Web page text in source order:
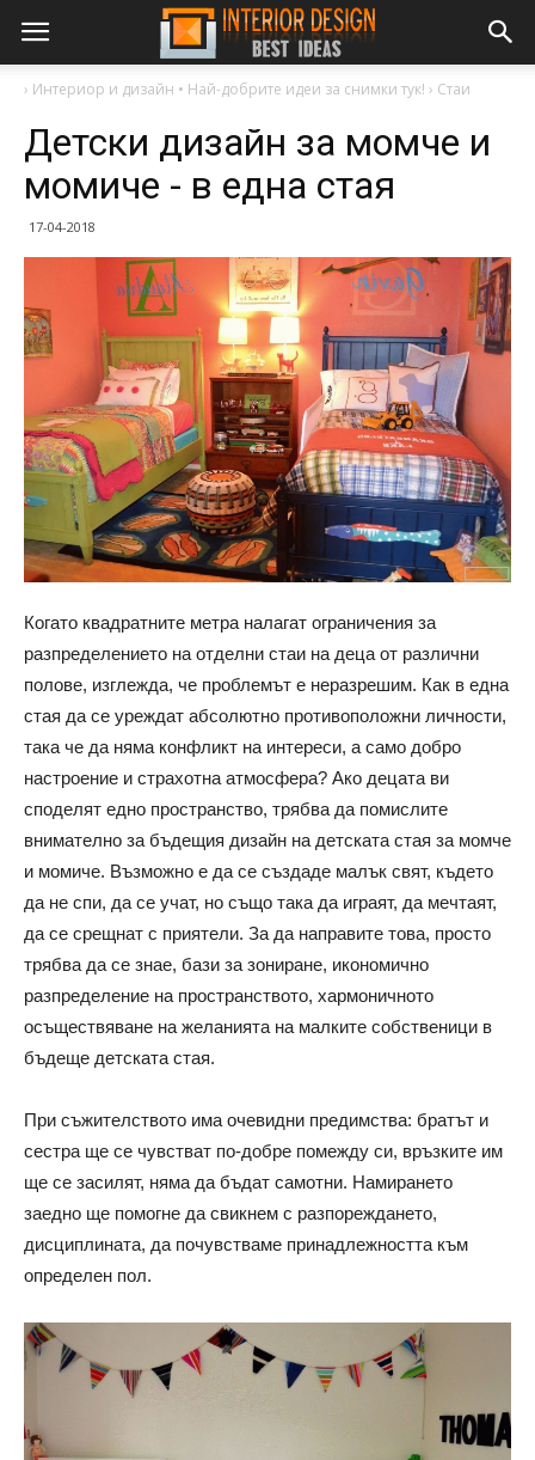
› Интериор и дизайн • Най-добрите идеи за снимки тук! › Стаи
Детски дизайн за момче и
момиче - в една стая
17-04-2018
Когато квадратните метра налагат ограничения за
разпределението на отделни стаи на деца от различни
полове, изглежда, че проблемът е неразрешим. Как в една
стая да се уреждат абсолютно противоположни личности,
така че да няма конфликт на интереси, а само добро
настроение и страхотна атмосфера? Ако децата ви
споделят едно пространство, трябва да помислите
внимателно за бъдещия дизайн на детската стая за момче
и момиче. Възможно е да се създаде малък свят, където
да не спи, да се учат, но също така да играят, да мечтаят,
да се срещнат с приятели. За да направите това, просто
трябва да се знае, бази за зониране, икономично
разпределение на пространството, хармоничното
осъществяване на желанията на малките собственици в
бъдеще детската стая.
При съжителството има очевидни предимства: братът и
сестра ще се чувстват по-добре помежду си, връзките им
ще се засилят, няма да бъдат самотни. Намирането
заедно ще помогне да свикнем с разпореждането,
дисциплината, да почувстваме принадлежността към
определен пол.